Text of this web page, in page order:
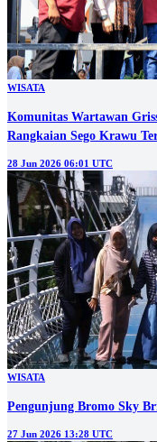
WISATA
Komunitas Wartawan
Rangkaian Sego Krawu
28 Jun 2026 06:01 UTC
WISATA
Pengunjung Bromo Sky
27 Jun 2026 13:28 UTC